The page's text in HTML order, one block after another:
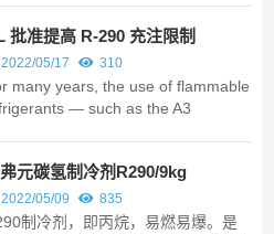
批准提高 R-290 充注限制
2022/05/17 310
many years, the use of flammable
— such as the A3
among the regulatory bodies
refrigerant safety standards
refrigeration.
元碳氢制冷剂R290/9kg
2022/05/09 835
制冷剂，即丙烷，易燃易爆。是